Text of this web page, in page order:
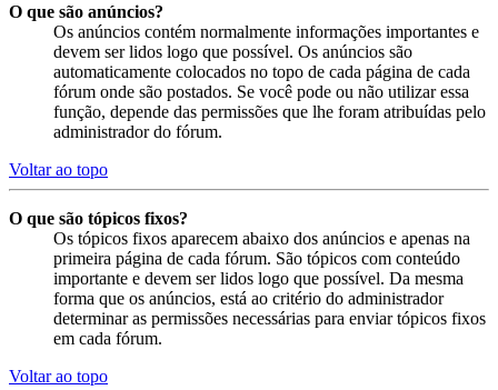
O que são anúncios?
Os anúncios contém normalmente informações importantes e
devem ser lidos logo que possível. Os anúncios são
automaticamente colocados no topo de cada página de cada
fórum onde são postados. Se você pode ou não utilizar essa
função, depende das permissões que lhe foram atribuídas pelo
administrador do fórum.
Voltar ao topo
O que são tópicos fixos?
Os tópicos fixos aparecem abaixo dos anúncios e apenas na
primeira página de cada fórum. São tópicos com conteúdo
importante e devem ser lidos logo que possível. Da mesma
forma que os anúncios, está ao critério do administrador
determinar as permissões necessárias para enviar tópicos fixos
em cada fórum.
Voltar ao topo